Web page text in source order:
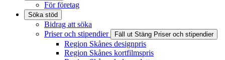
För företag
Söka stöd
Bidrag att söka
Priser och stipendier
Fäll ut Stäng Priser och stipendier
Region Skånes designpris
Region Skånes kortfilmspris